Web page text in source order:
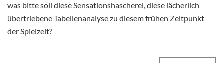
was bitte soll diese Sensationshascherei, diese lächerlich
übertriebene Tabellenanalyse zu diesem frühen Zeitpunkt
der Spielzeit?